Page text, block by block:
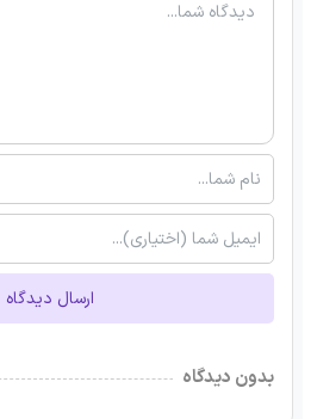
ارسال دیدگاه
بدون دیدگاه